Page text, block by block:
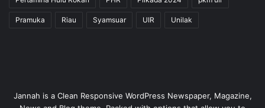
Pramuka Riau Syamsuar UIR Unilak
Jannah is a Clean Responsive WordPress Newspaper, Magazine,